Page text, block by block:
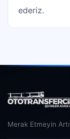
ederiz.
Merak Etmeyin